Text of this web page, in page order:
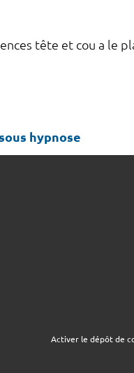
tête et cou a le
hypnose
Activer le dépôt de